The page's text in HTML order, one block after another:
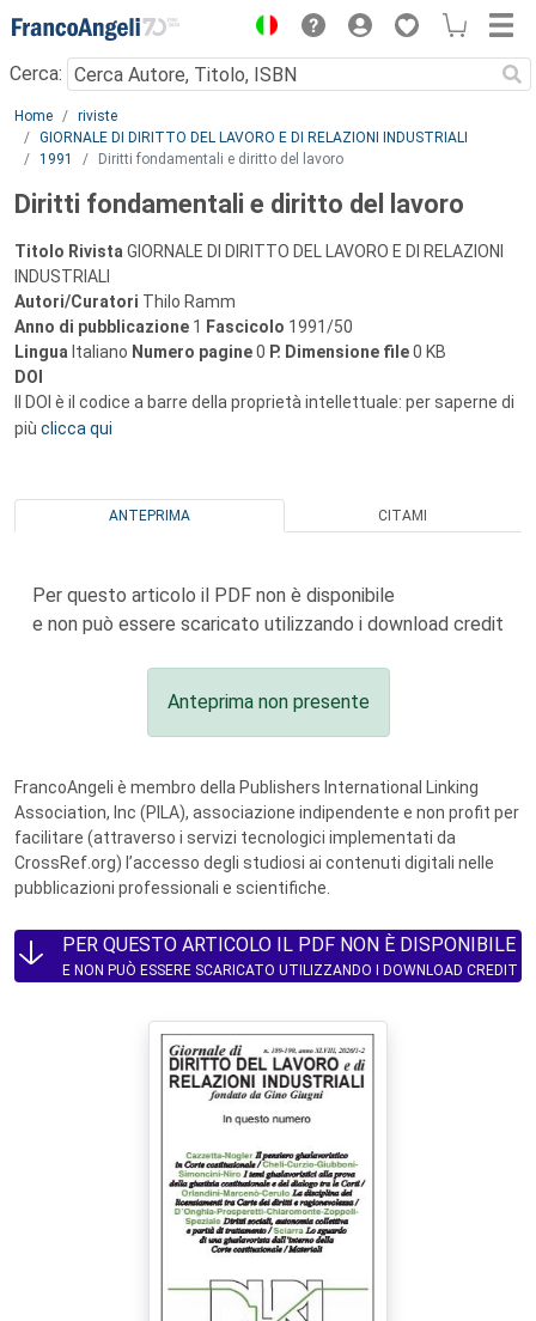
Menu
Cerca:
Main content
Home
riviste
GIORNALE DI DIRITTO DEL LAVORO E DI RELAZIONI INDUSTRIALI
1991
Diritti fondamentali e diritto del lavoro
Diritti fondamentali e diritto del lavoro
Titolo Rivista GIORNALE DI DIRITTO DEL LAVORO E DI RELAZIONI
INDUSTRIALI
Autori/Curatori Thilo Ramm
Anno di pubblicazione 1 Fascicolo 1991/50
Lingua Italiano Numero pagine0 P. Dimensione file0 KB
DOI
Il DOI è il codice a barre della proprietà intellettuale: per saperne di
più clicca qui
ANTEPRIMA CITAMI
Per questo articolo il PDF non è disponibile
e non può essere scaricato utilizzando i download credit
Anteprima non presente
FrancoAngeli è membro della Publishers International Linking
Association, Inc (PILA), associazione indipendente e non profit per
facilitare (attraverso i servizi tecnologici implementati da
CrossRef.org) l’accesso degli studiosi ai contenuti digitali nelle
pubblicazioni professionali e scientifiche.
PER QUESTO ARTICOLO IL PDF NON È DISPONIBILE
E NON PUÒ ESSERE SCARICATO UTILIZZANDO I DOWNLOAD CREDIT